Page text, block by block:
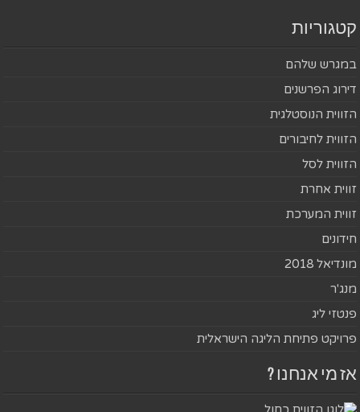
קטגוריות
במגרש שלהם
דירוג הפרשנים
הזווית הנוסטלגית
הזווית לחיבורים
הזווית לסל
זווית אחרת
זווית המערכת
חידונים
מונדיאל 2018
מנג'ר
פנטזי ליג
פרויקט פתיחת הליגה הישראלית
אז מי אנחנו ?